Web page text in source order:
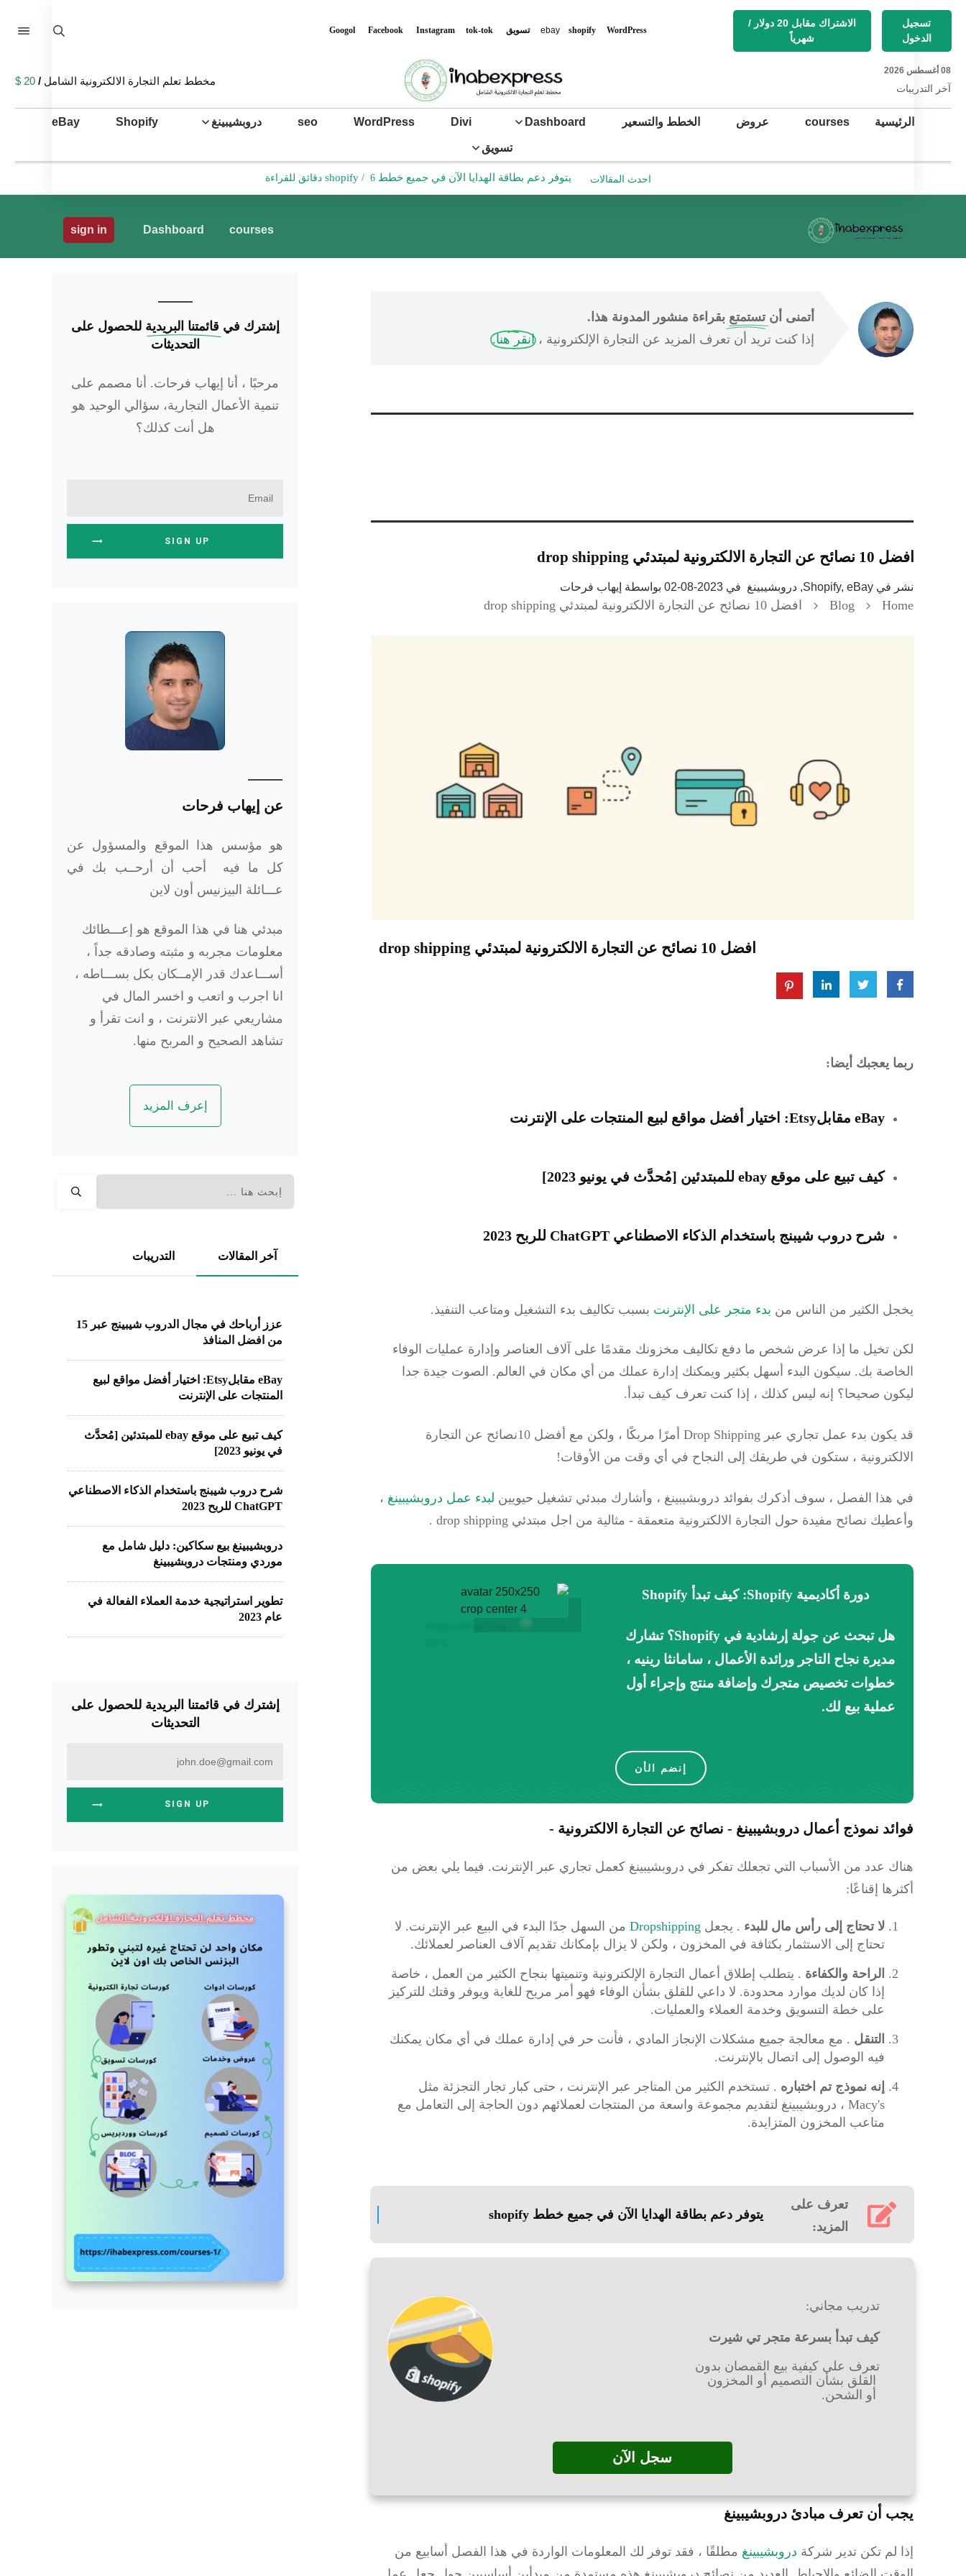
تسجيل
الدخول
الاشتراك مقابل 20 دولار /
شهرياً
ebay shopify WordPress تسويق Googol Facebook Instagram tok-tok
08 أغسطس 2026
آخر التدريبات
مخطط تعلم التجارة الالكترونية الشامل /
20 $
الرئيسية courses عروض الخطط والتسعير Dashboard
Divi
WordPress
seo دروبشيبينغ Shopify
eBay
تسويق
احدث المقالات يتوفر دعم بطاقة الهدايا الآن في جميع خطط shopify / 6 دقائق للقراءة
courses
Dashboard
sign in
أتمنى أن تستمتع بقراءة منشور المدونة هذا.
إذا كنت تريد أن تعرف المزيد عن التجارة الإلكترونية ،انقر هنا.
افضل 10 نصائح عن التجارة الالكترونية لمبتدئي drop shipping
نشر في Shopify, eBay, دروبشيبينغ في 2023-08-02 بواسطة إيهاب فرحات
Home
Blog افضل 10 نصائح عن التجارة الالكترونية لمبتدئي drop shipping
افضل 10 نصائح عن التجارة الالكترونية لمبتدئي drop shipping
ربما يعجبك أيضا:
eBay مقابلEtsy: اختيار أفضل مواقع لبيع المنتجات على الإنترنت
كيف تبيع على موقع ebay للمبتدئين [مُحدَّث في يونيو 2023]
شرح دروب شيبنج باستخدام الذكاء الاصطناعي ChatGPT للربح 2023
يخجل الكثير من الناس من بدء متجر على الإنترنت بسبب تكاليف بدء التشغيل ومتاعب التنفيذ.
لكن تخيل ما إذا عرض شخص ما دفع تكاليف مخزونك مقدمًا على آلاف العناصر وإدارة عمليات الوفاء
الخاصة بك. سيكون البدء أسهل بكثير ويمكنك إدارة عملك من أي مكان في العالم. الصوت جيدة جدا
ليكون صحيحا؟ إنه ليس كذلك ، إذا كنت تعرف كيف تبدأ.
قد يكون بدء عمل تجاري عبر Drop Shipping أمرًا مربكًا ، ولكن مع أفضل 10نصائح عن التجارة
الالكترونية ، ستكون في طريقك إلى النجاح في أي وقت من الأوقات!
في هذا الفصل ، سوف أذكرك بفوائد دروبشيبينغ ، وأشارك مبدئي تشغيل حيويين لبدء عمل دروبشيبينغ ،
وأعطيك نصائح مفيدة حول التجارة الالكترونية متعمقة - مثالية من اجل مبتدئي drop shipping .
دورة أكاديمية Shopify: كيف تبدأ Shopify
هل تبحث عن جولة إرشادية في Shopify؟
تشارك
مديرة نجاح التاجر ورائدة الأعمال ، سامانثا رينيه ،
خطوات تخصيص متجرك وإضافة منتج وإجراء أول
عملية بيع لك.
إنضم الأن
فوائد نموذج أعمال دروبشيبينغ - نصائح عن التجارة الالكترونية -
هناك عدد من الأسباب التي تجعلك تفكر في دروبشيبينغ كعمل تجاري عبر الإنترنت. فيما يلي بعض من
أكثرها إقناعًا:
لا تحتاج إلى رأس مال للبدء . يجعل Dropshipping من السهل جدًا البدء في البيع عبر الإنترنت. لا
تحتاج إلى الاستثمار بكثافة في المخزون ، ولكن لا يزال بإمكانك تقديم آلاف العناصر لعملائك.
الراحة والكفاءة . يتطلب إطلاق أعمال التجارة الإلكترونية وتنميتها بنجاح الكثير من العمل ، خاصة
إذا كان لديك موارد محدودة. لا داعي للقلق بشأن الوفاء فهو أمر مريح للغاية ويوفر وقتك للتركيز
على خطة التسويق وخدمة العملاء والعمليات.
التنقل . مع معالجة جميع مشكلات الإنجاز المادي ، فأنت حر في إدارة عملك في أي مكان يمكنك
فيه الوصول إلى اتصال بالإنترنت.
إنه نموذج تم اختباره . تستخدم الكثير من المتاجر عبر الإنترنت ، حتى كبار تجار التجزئة مثل
Macy's ، دروبشيبينغ لتقديم مجموعة واسعة من المنتجات لعملائهم دون الحاجة إلى التعامل مع
متاعب المخزون المتزايدة.
تعرف على
المزيد:
يتوفر دعم بطاقة الهدايا الآن في جميع خطط shopify
تدريب مجاني:
كيف تبدأ بسرعة متجر تي شيرت
تعرف على كيفية بيع القمصان بدون
القلق بشأن التصميم أو المخزون
أو الشحن.
سجل الآن
يجب أن تعرف مبادئ دروبشيبينغ
إذا لم تكن تدير شركة دروبشيبينغ مطلقًا ، فقد توفر لك المعلومات الواردة في هذا الفصل أسابيع من
إشترك في قائمتنا البريدية للحصول على
التحديثات
مرحبًا ، أنا إيهاب فرحات. أنا مصمم على
تنمية الأعمال التجارية، سؤالي الوحيد هو
هل أنت كذلك؟
SIGN UP
عن إيهاب فرحات
هو مؤسس هذا الموقع والمسؤول عن
كل ما فيه أحب أن أرحــب بك في
عـــائلة البيزنيس أون لاين
مبدئي هنا في هذا الموقع هو إعـــطائك
معلومات مجربه و مثبته وصادقه جداً ،
أســـاعدك قدر الإمــكان بكل بســـاطه ،
انا اجرب و اتعب و اخسر المال في
مشاريعي عبر الانترنت ، و انت تقرأ و
تشاهد الصحيح و المربح منها.
إعرف المزيد
آخر المقالات التدريبات
عزز أرباحك في مجال الدروب شيبينج عبر 15
من افضل المنافذ
eBay مقابلEtsy: اختيار أفضل مواقع لبيع
المنتجات على الإنترنت
كيف تبيع على موقع ebay للمبتدئين [مُحدَّث
في يونيو 2023]
شرح دروب شيبنج باستخدام الذكاء الاصطناعي
ChatGPT للربح 2023
دروبشيبينغ بيع سكاكين: دليل شامل مع
موردي ومنتجات دروبشيبينغ
تطوير استراتيجية خدمة العملاء الفعالة في
عام 2023
إشترك في قائمتنا البريدية للحصول على
التحديثات
SIGN UP